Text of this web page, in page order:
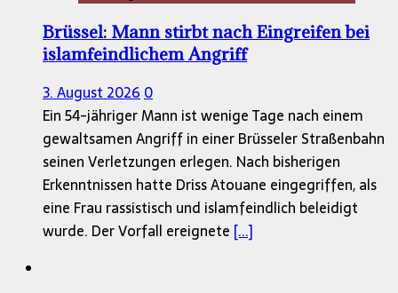
Brüssel: Mann stirbt nach Eingreifen bei
islamfeindlichem Angriff
3. August 20260
Ein 54-jähriger Mann ist wenige Tage nach einem
gewaltsamen Angriff in einer Brüsseler Straßenbahn
seinen Verletzungen erlegen. Nach bisherigen
Erkenntnissen hatte Driss Atouane eingegriffen, als
eine Frau rassistisch und islamfeindlich beleidigt
wurde. Der Vorfall ereignete [...]